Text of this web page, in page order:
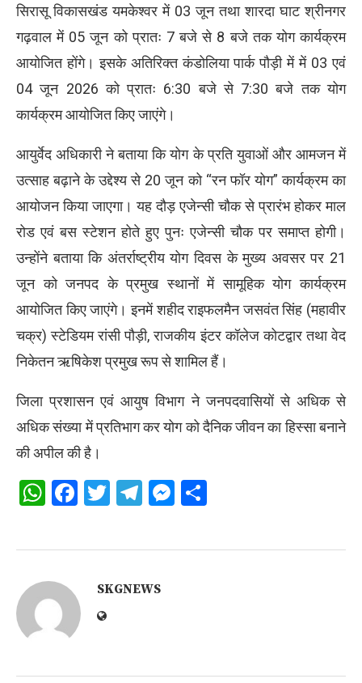
सिरासू विकासखंड यमकेश्वर में 03 जून तथा शारदा घाट श्रीनगर
गढ़वाल में 05 जून को प्रातः 7 बजे से 8 बजे तक योग कार्यक्रम
आयोजित होंगे। इसके अतिरिक्त कंडोलिया पार्क पौड़ी में में 03 एवं
04 जून 2026 को प्रातः 6:30 बजे से 7:30 बजे तक योग
कार्यक्रम आयोजित किए जाएंगे।
आयुर्वेद अधिकारी ने बताया कि योग के प्रति युवाओं और आमजन में
उत्साह बढ़ाने के उद्देश्य से 20 जून को “रन फॉर योग” कार्यक्रम का
आयोजन किया जाएगा। यह दौड़ एजेन्सी चौक से प्रारंभ होकर माल
रोड एवं बस स्टेशन होते हुए पुनः एजेन्सी चौक पर समाप्त होगी।
उन्होंने बताया कि अंतर्राष्ट्रीय योग दिवस के मुख्य अवसर पर 21
जून को जनपद के प्रमुख स्थानों में सामूहिक योग कार्यक्रम
आयोजित किए जाएंगे। इनमें शहीद राइफलमैन जसवंत सिंह (महावीर
चक्र) स्टेडियम रांसी पौड़ी, राजकीय इंटर कॉलेज कोटद्वार तथा वेद
निकेतन ऋषिकेश प्रमुख रूप से शामिल हैं।
जिला प्रशासन एवं आयुष विभाग ने जनपदवासियों से अधिक से
अधिक संख्या में प्रतिभाग कर योग को दैनिक जीवन का हिस्सा बनाने
की अपील की है।
WhatsApp
Facebook
Twitter
Telegram
Messenger
SKGNEWS